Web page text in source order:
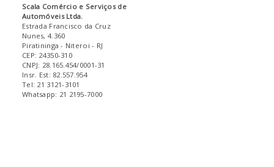
Scala Comércio e Serviços de
Automóveis Ltda.
Estrada Francisco da Cruz
Nunes, 4.360
Piratininga - Niteroi - RJ
CEP: 24350-310
CNPJ: 28.165.454/0001-31
Insr. Est: 82.557.954
Tel: 21 3121-3101
Whatsapp: 21 2195-7000